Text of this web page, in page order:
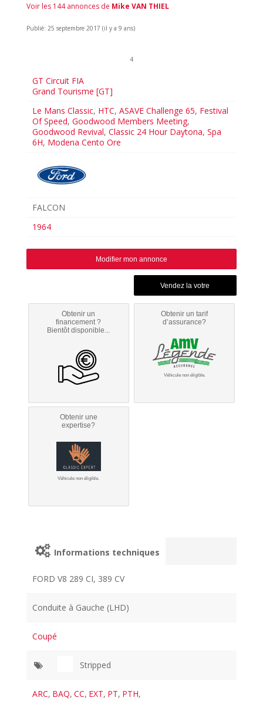
Voir les 144 annonces de Mike VAN THIEL
Publié: 25 septembre 2017 (il y a 9 ans)
4
GT Circuit FIA
Grand Tourisme [GT]
Le Mans Classic, HTC,ASAVE Challenge 65, Festival
Of Speed,Goodwood Members Meeting,
Goodwood Revival,Classic 24 Hour Daytona,Spa
6H, Modena Cento Ore
FALCON
1964
Modifier mon annonce
Obtenir un
financement ?
Bientôt disponible...
Obtenir un tarif
d’assurance?
Véhicule non éligible.
Obtenir une
expertise?
Véhicule non éligible.
Informations techniques
FORD V8 289 CI, 389 CV
Conduite à Gauche (LHD)
Coupé
Stripped
ARC, BAQ, CC, EXT, PT, PTH,